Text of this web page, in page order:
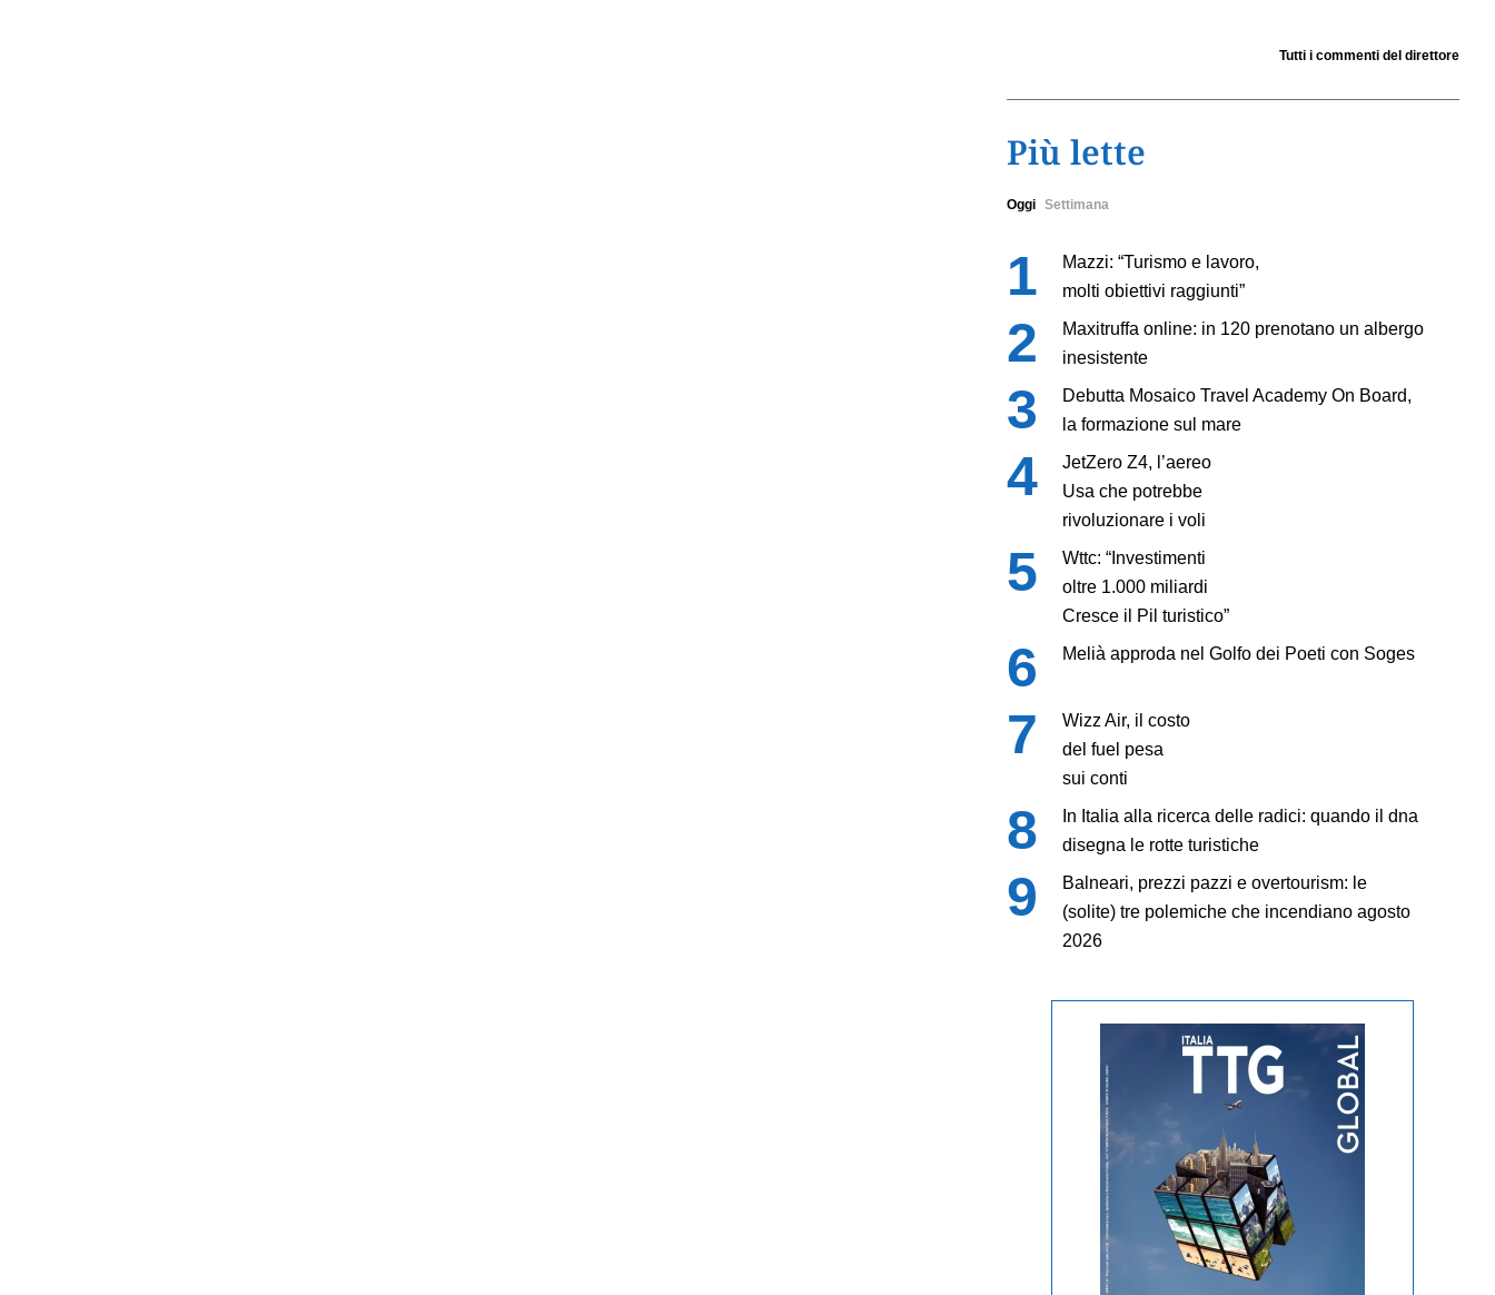
Tutti i commenti del direttore
Più lette
Oggi Settimana
Mazzi: “Turismo e lavoro,
molti obiettivi raggiunti”
Maxitruffa online: in 120 prenotano un albergo
inesistente
Debutta Mosaico Travel Academy On Board,
la formazione sul mare
JetZero Z4, l’aereo
Usa che potrebbe
rivoluzionare i voli
Wttc: “Investimenti
oltre 1.000 miliardi
Cresce il Pil turistico”
Melià approda nel Golfo dei Poeti con Soges
Wizz Air, il costo
del fuel pesa
sui conti
In Italia alla ricerca delle radici: quando il dna
disegna le rotte turistiche
Balneari, prezzi pazzi e overtourism: le
(solite) tre polemiche che incendiano agosto
2026